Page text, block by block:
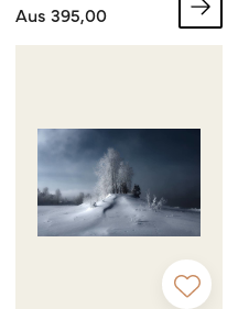
Aus 395,00